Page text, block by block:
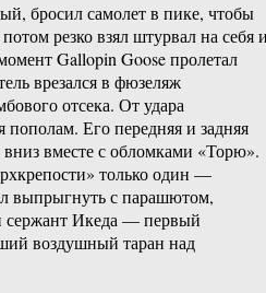
бросил самолет в пике, чтобы
резко взял штурвал на себя
Gallopin Goose пролетал
врезался в фюзеляж
отсека. От удара
Его передняя и задняя
вниз вместе с обломками «Торю».
только один —
выпрыгнуть с парашютом,
сержант Икеда — первый
воздушный таран над